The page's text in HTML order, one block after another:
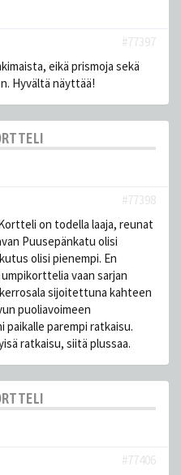
#77397
eikä prismoja sekä
Hyvältä näyttää!
#77398
on todella laaja, reunat
Puusepänkatu olisi
olisi pienempi. En
vaan sarjan
sijoitettuna kahteen
puoliavoimeen
paikalle parempi ratkaisu.
ratkaisu, siitä plussaa.
#77406